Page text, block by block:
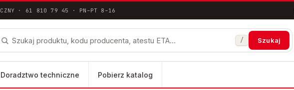
· 61 810 79 45 · PN–PT 8–16
/ Szukaj
Doradztwo techniczne Pobierz katalog